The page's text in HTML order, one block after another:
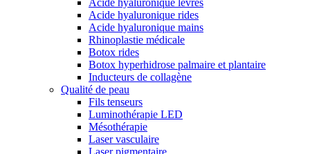
Acide hyaluronique lèvres
Acide hyaluronique rides
Acide hyaluronique mains
Rhinoplastie médicale
Botox rides
Botox hyperhidrose palmaire et plantaire
Inducteurs de collagène
Qualité de peau
Fils tenseurs
Luminothérapie LED
Mésothérapie
Laser vasculaire
Laser pigmentaire